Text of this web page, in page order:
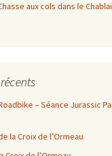
aux cols dans le
– Séance Jurassic
la Croix de l’Ormeau